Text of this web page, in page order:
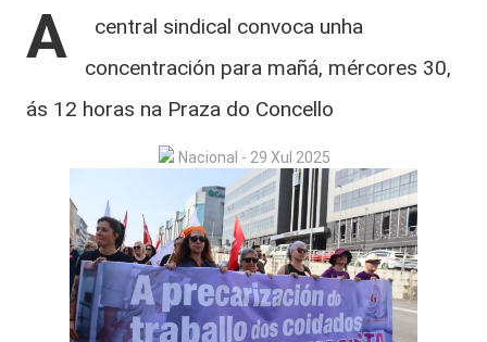
A
central sindical convoca unha
concentración para mañá, mércores 30,
ás 12 horas na Praza do Concello
Nacional - 29 Xul 2025